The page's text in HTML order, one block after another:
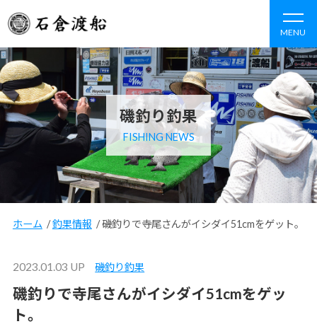
MENU
磯釣り釣果
FISHING NEWS
ホーム /釣果情報 /磯釣りで寺尾さんがイシダイ51cmをゲット。
2023.01.03 UP 磯釣り釣果
磯釣りで寺尾さんがイシダイ51cmをゲッ
ト。